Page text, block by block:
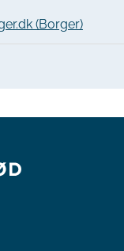
(Borger)